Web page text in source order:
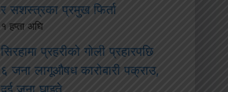
र सशस्त्रका प्रमुख फिर्ता
१ हप्ता अघि
सिरहामा प्रहरीको गोली प्रहारपछि
६ जना लागूऔषध कारोबारी पक्राउ,